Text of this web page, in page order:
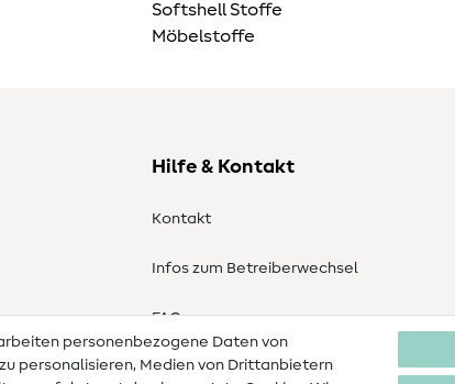
Softshell Stoffe
Möbelstoffe
Hilfe & Kontakt
Kontakt
Infos zum Betreiberwechsel
FAQ
Widerrufsrecht
personenbezogene Daten von
personalisieren, Medien von Drittanbietern